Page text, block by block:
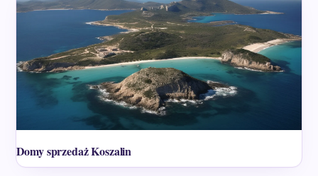
Domy sprzedaż Koszalin